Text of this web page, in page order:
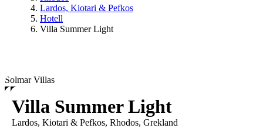
Lardos, Kiotari & Pefkos
Hotell
Villa Summer Light
Solmar Villas
Villa Summer Light
Lardos, Kiotari & Pefkos, Rhodos, Grekland